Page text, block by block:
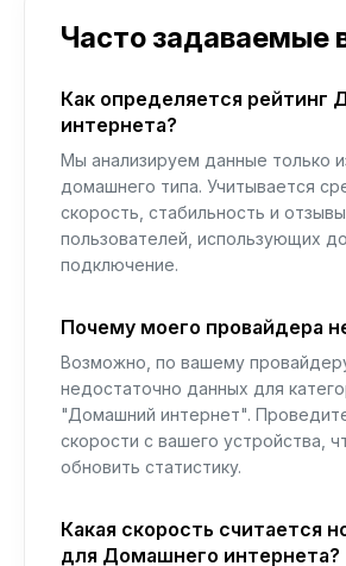
Часто задаваемые
Как определяется рейтинг
интернета?
Мы анализируем данные только
домашнего типа. Учитывается
скорость, стабильность и
пользователей, использующих
подключение.
Почему моего провайдера
Возможно, по вашему
недостаточно данных для
"Домашний интернет".
скорости с вашего устройства,
обновить статистику.
Какая скорость считается
для Домашнего интернета?